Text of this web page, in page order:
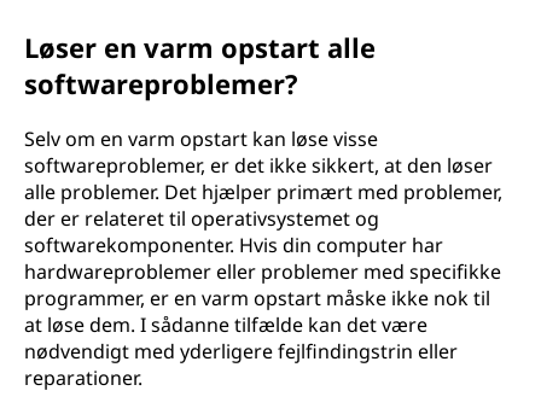
Løser en varm opstart alle
softwareproblemer?
Selv om en varm opstart kan løse visse
softwareproblemer, er det ikke sikkert, at den løser
alle problemer. Det hjælper primært med problemer,
der er relateret til operativsystemet og
softwarekomponenter. Hvis din computer har
hardwareproblemer eller problemer med specifikke
programmer, er en varm opstart måske ikke nok til
at løse dem. I sådanne tilfælde kan det være
nødvendigt med yderligere fejlfindingstrin eller
reparationer.